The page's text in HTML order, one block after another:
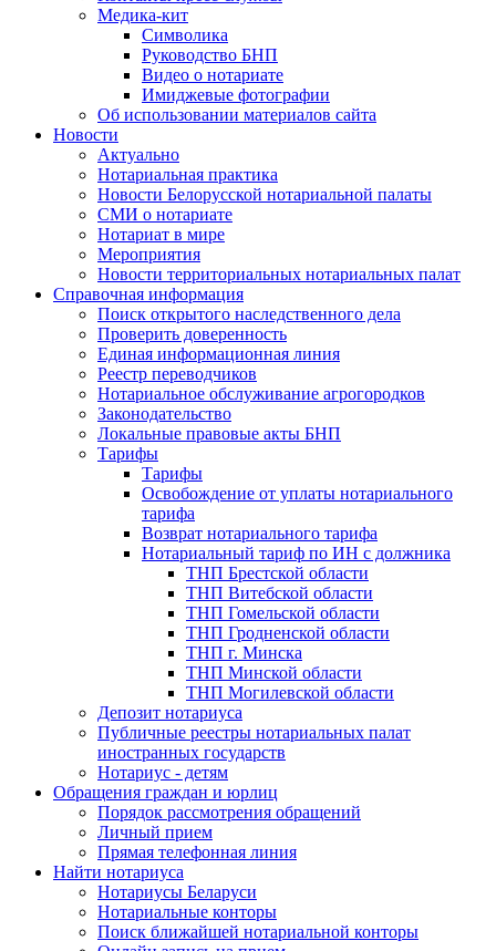
Медика-кит
Символика
Руководство БНП
Видео о нотариате
Имиджевые фотографии
Об использовании материалов сайта
Новости
Актуально
Нотариальная практика
Новости Белорусской нотариальной палаты
СМИ о нотариате
Нотариат в мире
Мероприятия
Новости территориальных нотариальных палат
Справочная информация
Поиск открытого наследственного дела
Проверить доверенность
Единая информационная линия
Реестр переводчиков
Нотариальное обслуживание агрогородков
Законодательство
Локальные правовые акты БНП
Тарифы
Тарифы
Освобождение от уплаты нотариального
тарифа
Возврат нотариального тарифа
Нотариальный тариф по ИН с должника
ТНП Брестской области
ТНП Витебской области
ТНП Гомельской области
ТНП Гродненской области
ТНП г. Минска
ТНП Минской области
ТНП Могилевской области
Депозит нотариуса
Публичные реестры нотариальных палат
иностранных государств
Нотариус - детям
Обращения граждан и юрлиц
Порядок рассмотрения обращений
Личный прием
Прямая телефонная линия
Найти нотариуса
Нотариусы Беларуси
Нотариальные конторы
Поиск ближайшей нотариальной конторы